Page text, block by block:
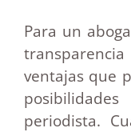
Para un
ventajas que
periodista.